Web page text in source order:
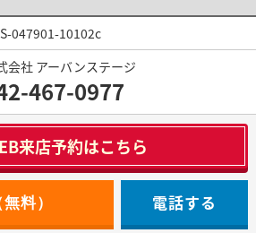
047901-10102c
会社 アーバンステージ
467-0977
来店予約はこちら
電話する